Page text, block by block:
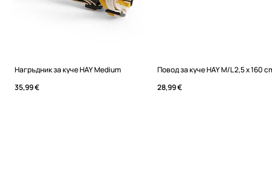
Нагръдник за куче HAY Medium
35,99 €
Повод за куче HAY M/L 2,5 x 160
28,99 €